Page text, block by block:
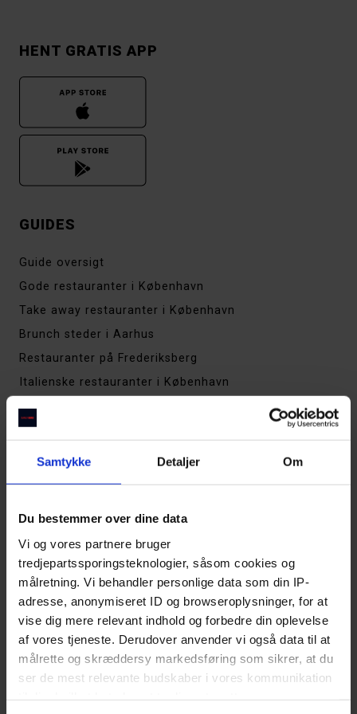
Samtykke Detaljer Om
Du bestemmer over dine data
Vi og vores partnere bruger
tredjepartssporingsteknologier, såsom cookies og
målretning. Vi behandler personlige data som din IP-
adresse, anonymiseret ID og browseroplysninger, for at
vise dig mere relevant indhold og forbedre din oplevelse
af vores tjeneste. Derudover anvender vi også data til at
målrette og skræddersy markedsføring som sikrer, at du
ser de mest relevante budskaber i vores kommunikation
HENT GRATIS APP
GUIDES
Guide oversigt
Gode restauranter i København
Take away restauranter i København
Brunch steder i Aarhus
Restauranter på Frederiksberg
Italienske restauranter i København
Restauranter på Vesterbro
Steakhouses i København
Thai restauranter i København
Restauranter på Amager
Restauranter på Nørrebro
Sushirestauranter i København
Cocktailbarer i København
Indiske restauranter i København
Tapas & spanske spisesteder i København
Restauranter i Indre By